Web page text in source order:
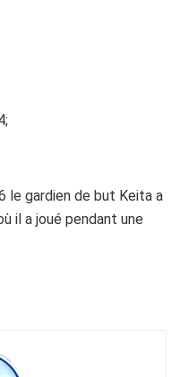
le gardien de but Keita a
il a joué pendant une